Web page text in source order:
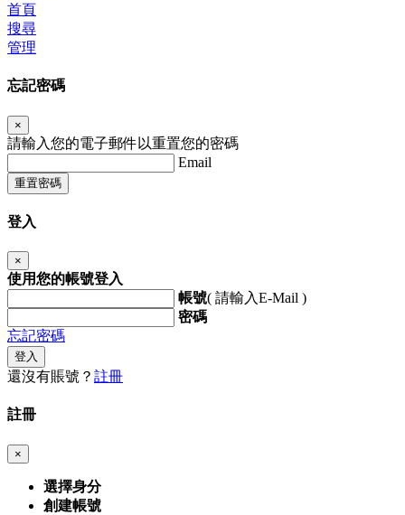
首頁
搜尋
管理
忘記密碼
×
請輸入您的電子郵件以重置您的密碼
Email
重置密碼
登入
×
使用您的帳號登入
帳號( 請輸入E-Mail )
密碼
忘記密碼
登入
還沒有賬號？ 註冊
註冊
×
選擇身分
創建帳號